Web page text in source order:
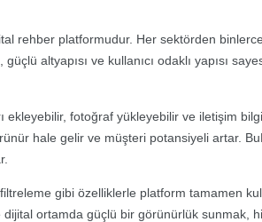
rehber platformudur. Her sektörden binlerce
altyapısı ve kullanıcı odaklı yapısı
fotoğraf yükleyebilir ve iletişim
hale gelir ve müşteri potansiyeli artar.
gibi özelliklerle platform tamamen
ortamda güçlü bir görünürlük sunmak,